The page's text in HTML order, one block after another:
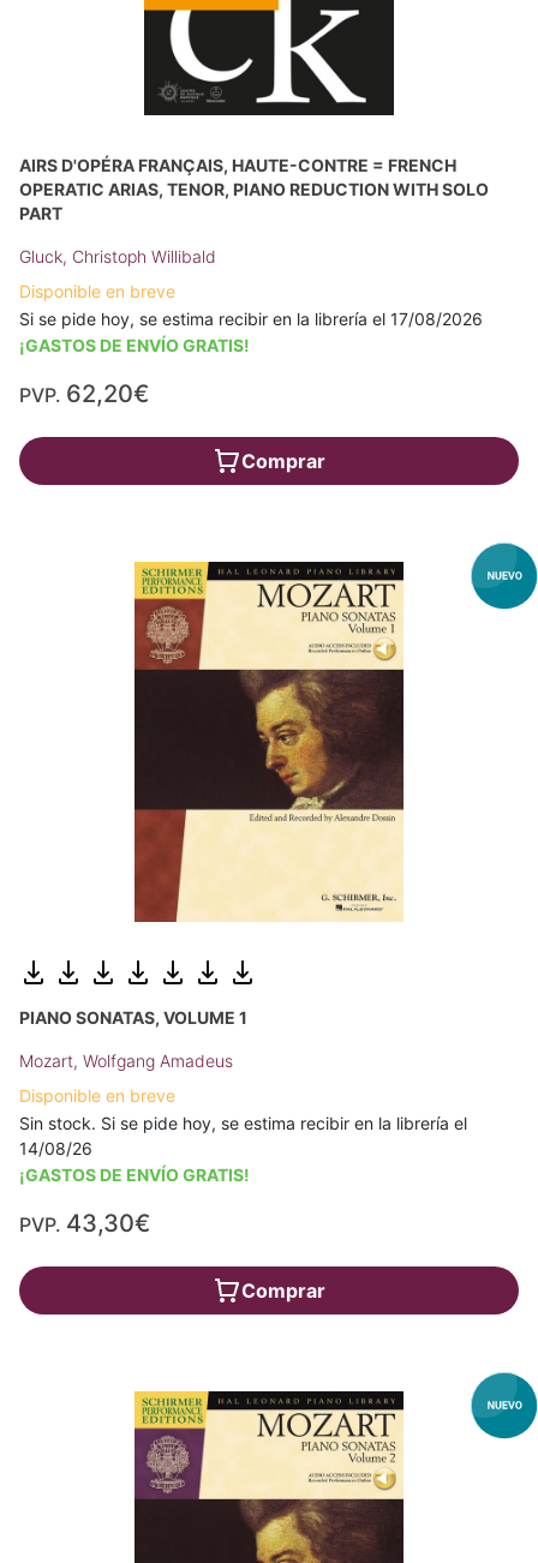
AIRS D'OPÉRA FRANÇAIS, HAUTE-CONTRE = FRENCH
OPERATIC ARIAS, TENOR, PIANO REDUCTION WITH SOLO
PART
Gluck, Christoph Willibald
Disponible en breve
Si se pide hoy, se estima recibir en la librería el 17/08/2026
¡GASTOS DE ENVÍO GRATIS!
PVP. 62,20€
Comprar
PIANO SONATAS, VOLUME 1
Mozart, Wolfgang Amadeus
Disponible en breve
Sin stock. Si se pide hoy, se estima recibir en la librería el
14/08/26
¡GASTOS DE ENVÍO GRATIS!
PVP. 43,30€
Comprar